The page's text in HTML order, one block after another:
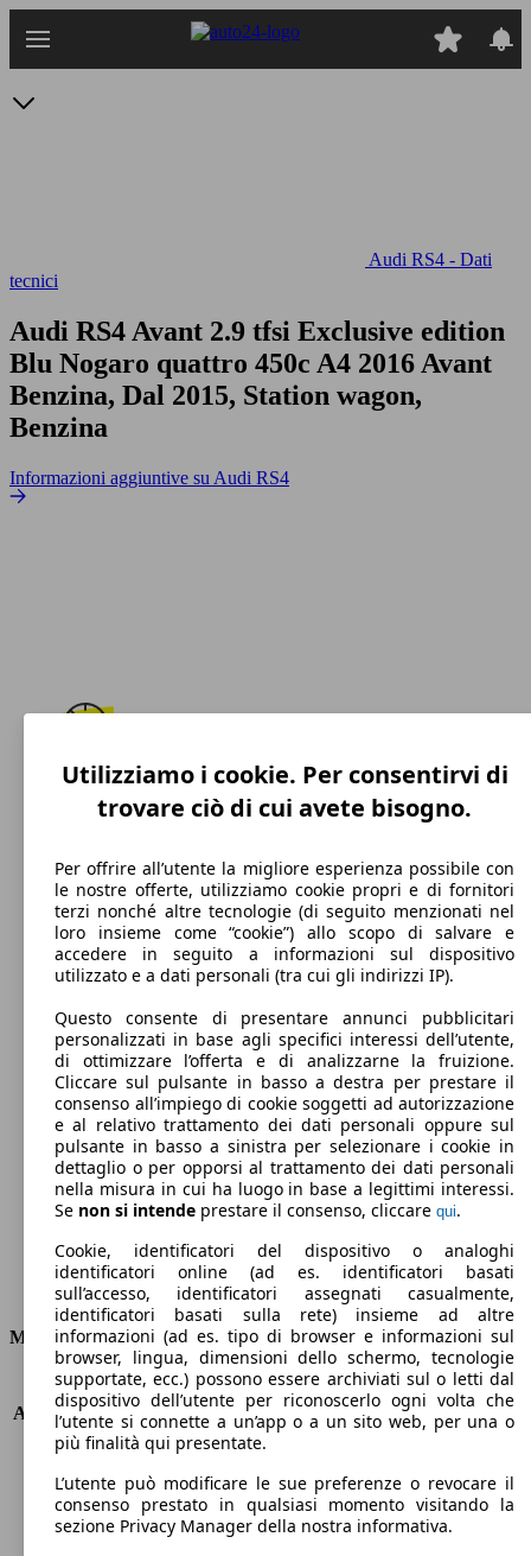
Audi RS4 - Dati
tecnici
Audi RS4 Avant 2.9 tfsi Exclusive edition
Blu Nogaro quattro 450c A4 2016 Avant
Benzina, Dal 2015, Station wagon,
Benzina
Informazioni aggiuntive su Audi RS4
250 km/h
Velocità massima
Benzina
Carburante
208 g/km
Emissioni di CO2 (combinato)*
Ø 8.8 l/100km
Consumi
Motore e Prestazioni
KW (PS)
331 kW (450 PS)
Accelerazione (0-100 km/h)
4.1s
Velocità massima (km/h)
250 km/h
Coppia
600 nm
Cilindrata
2894 ccm
Carburante
Utilizziamo i cookie. Per consentirvi di
trovare ciò di cui avete bisogno.
Per offrire all’utente la migliore esperienza possibile con
le nostre offerte, utilizziamo cookie propri e di fornitori
terzi nonché altre tecnologie (di seguito menzionati nel
loro insieme come “cookie”) allo scopo di salvare e
accedere in seguito a informazioni sul dispositivo
utilizzato e a dati personali (tra cui gli indirizzi IP).
Questo consente di presentare annunci pubblicitari
personalizzati in base agli specifici interessi dell’utente,
di ottimizzare l’offerta e di analizzarne la fruizione.
Cliccare sul pulsante in basso a destra per prestare il
consenso all’impiego di cookie soggetti ad autorizzazione
e al relativo trattamento dei dati personali oppure sul
pulsante in basso a sinistra per selezionare i cookie in
dettaglio o per opporsi al trattamento dei dati personali
nella misura in cui ha luogo in base a legittimi interessi.
Se non si intende prestare il consenso, cliccare qui.
Cookie, identificatori del dispositivo o analoghi
identificatori online (ad es. identificatori basati
sull’accesso, identificatori assegnati casualmente,
identificatori basati sulla rete) insieme ad altre
informazioni (ad es. tipo di browser e informazioni sul
browser, lingua, dimensioni dello schermo, tecnologie
supportate, ecc.) possono essere archiviati sul o letti dal
dispositivo dell’utente per riconoscerlo ogni volta che
l’utente si connette a un’app o a un sito web, per una o
più finalità qui presentate.
L’utente può modificare le sue preferenze o revocare il
consenso prestato in qualsiasi momento visitando la
sezione Privacy Manager della nostra informativa.